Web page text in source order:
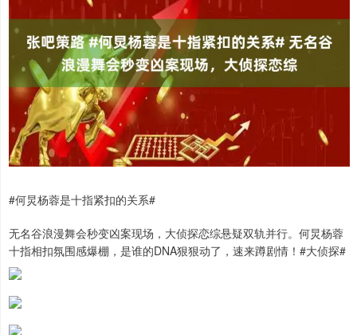
#何炅杨蓉是十指紧扣的关系#
无名谷浪漫舞会秒变凶案现场，大侦探恋综悬疑双轨并行。何炅杨蓉
十指相扣氛围感爆棚，是谁的DNA狠狠动了，速来蹲剧情！#大侦探# ​​​